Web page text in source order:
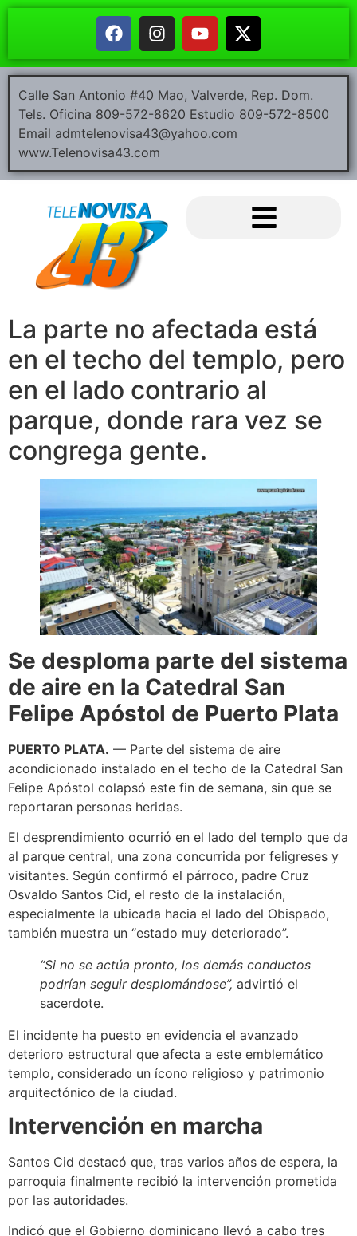
Calle San Antonio #40 Mao, Valverde, Rep. Dom.
Tels. Oficina 809-572-8620 Estudio 809-572-8500
Email admtelenovisa43@yahoo.com
www.Telenovisa43.com
La parte no afectada está
en el techo del templo, pero
en el lado contrario al
parque, donde rara vez se
congrega gente.
Se desploma parte del sistema
de aire en la Catedral San
Felipe Apóstol de Puerto Plata
PUERTO PLATA. — Parte del sistema de aire
acondicionado instalado en el techo de la Catedral San
Felipe Apóstol colapsó este fin de semana, sin que se
reportaran personas heridas.
El desprendimiento ocurrió en el lado del templo que da
al parque central, una zona concurrida por feligreses y
visitantes. Según confirmó el párroco, padre Cruz
Osvaldo Santos Cid, el resto de la instalación,
especialmente la ubicada hacia el lado del Obispado,
también muestra un “estado muy deteriorado”.
“Si no se actúa pronto, los demás conductos
podrían seguir desplomándose”, advirtió el
sacerdote.
El incidente ha puesto en evidencia el avanzado
deterioro estructural que afecta a este emblemático
templo, considerado un ícono religioso y patrimonio
arquitectónico de la ciudad.
Intervención en marcha
Santos Cid destacó que, tras varios años de espera, la
parroquia finalmente recibió la intervención prometida
por las autoridades.
Indicó que el Gobierno dominicano llevó a cabo tres